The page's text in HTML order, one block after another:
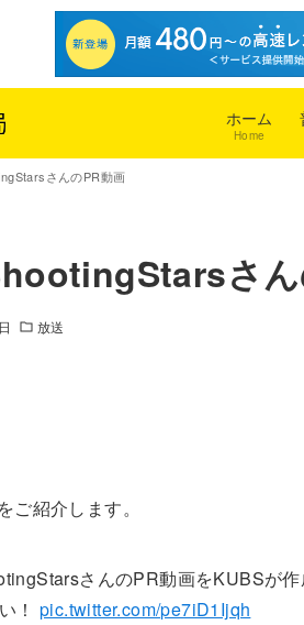
ホーム
Home
さんのPR動画
さ
放送
紹介します。
さんのPR動画をKUBSが
！ pic.twitter.com/pe7iD1Ijqh